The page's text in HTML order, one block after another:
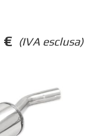
(IVA esclusa)
€